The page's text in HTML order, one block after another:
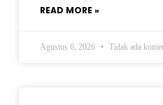
READ MORE »
Agustus 6, 2026 Tidak ada